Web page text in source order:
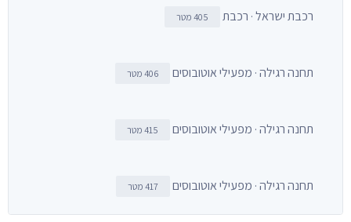
רכבת ישראל · רכבת 405 מטר
תחנה רגילה · מפעילי אוטובוסים 406 מטר
תחנה רגילה · מפעילי אוטובוסים 415 מטר
תחנה רגילה · מפעילי אוטובוסים 417 מטר